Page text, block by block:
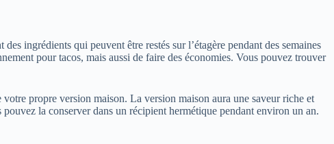
ingrédients qui peuvent être restés sur l’étagère pendant des semaines
pour tacos, mais aussi de faire des économies. Vous pouvez trouver
propre version maison. La version maison aura une saveur riche et
la conserver dans un récipient hermétique pendant environ un an.